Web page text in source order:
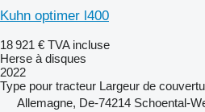
Kuhn optimer l400
18 921 € TVA incluse
Herse à disques
2022
Type pour tracteur Largeur de
Allemagne, De-74214 Schoental-